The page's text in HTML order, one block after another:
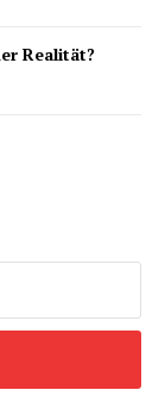
Realität?